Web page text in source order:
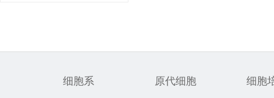
细胞系 原代细胞 细胞